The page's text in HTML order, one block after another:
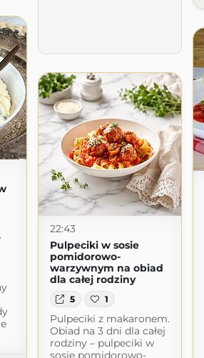
22:43
Pulpeciki w sosie
pomidorowo-
warzywnym na obiad
dla całej rodziny
5 1
Pulpeciki z makaronem.
Obiad na 3 dni dla całej
rodziny – pulpeciki w
sosie pomidorowo-